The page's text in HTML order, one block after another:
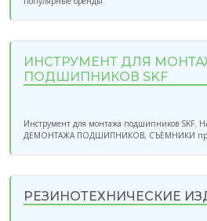
ИНСТРУМЕНТ ДЛЯ
ПОДШИПНИКОВ SKF
Инструмент для монтажа подшипников
ДЕМОНТАЖА ПОДШИПНИКОВ, СЪЁМНИКИ
РЕЗИНОТЕХНИЧЕСКИЕ